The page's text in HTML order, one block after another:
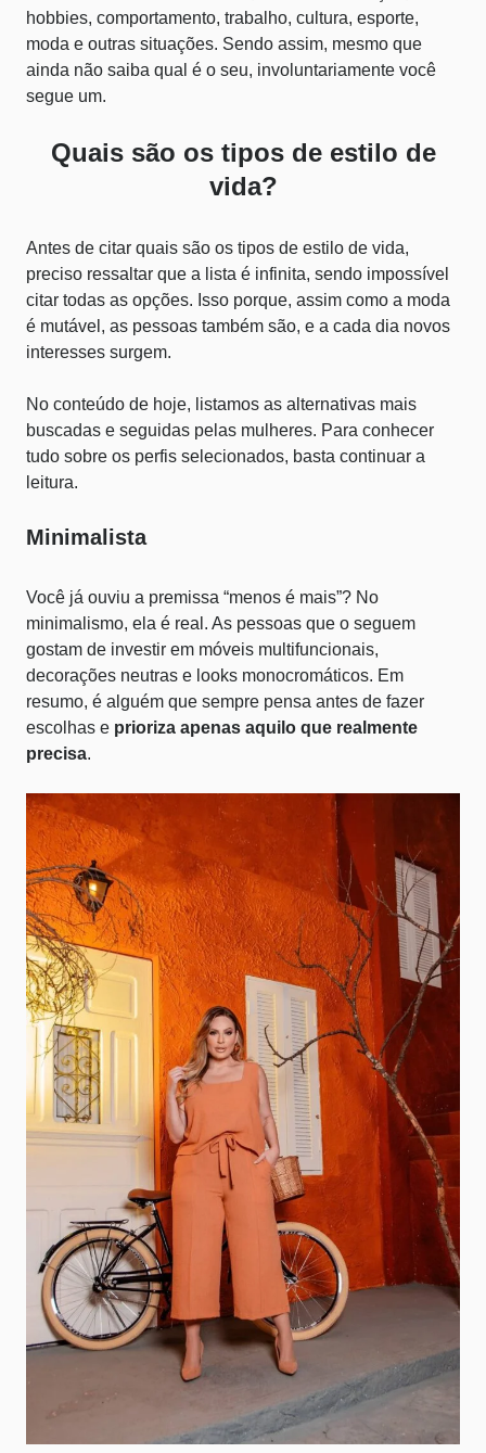
hobbies, comportamento, trabalho, cultura, esporte,
moda e outras situações. Sendo assim, mesmo que
ainda não saiba qual é o seu, involuntariamente você
segue um.
Quais são os tipos de estilo de
vida?
Antes de citar quais são os tipos de estilo de vida,
preciso ressaltar que a lista é infinita, sendo impossível
citar todas as opções. Isso porque, assim como a moda
é mutável, as pessoas também são, e a cada dia novos
interesses surgem.
No conteúdo de hoje, listamos as alternativas mais
buscadas e seguidas pelas mulheres. Para conhecer
tudo sobre os perfis selecionados, basta continuar a
leitura.
Minimalista
Você já ouviu a premissa “menos é mais”? No
minimalismo, ela é real. As pessoas que o seguem
gostam de investir em móveis multifuncionais,
decorações neutras e looks monocromáticos. Em
resumo, é alguém que sempre pensa antes de fazer
escolhas e prioriza apenas aquilo que realmente
precisa.